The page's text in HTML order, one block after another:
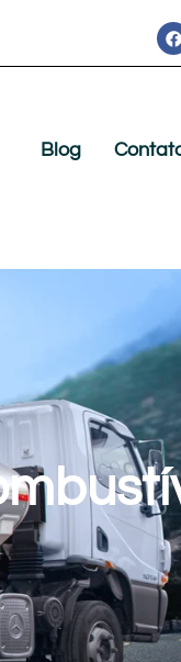
Blog